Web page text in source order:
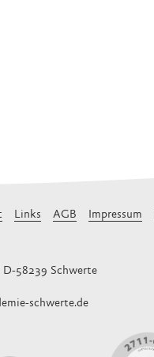
Links AGB Impressum
D-58239 Schwerte
schwerte.de